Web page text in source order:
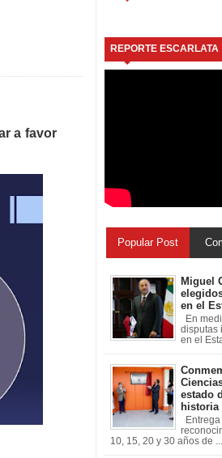
a favor
REPORTE ESCARLATA
Popular Post
Miguel
en el
En
disputas
en el
estado
historia
10, 15, 20 y 30 años de ...